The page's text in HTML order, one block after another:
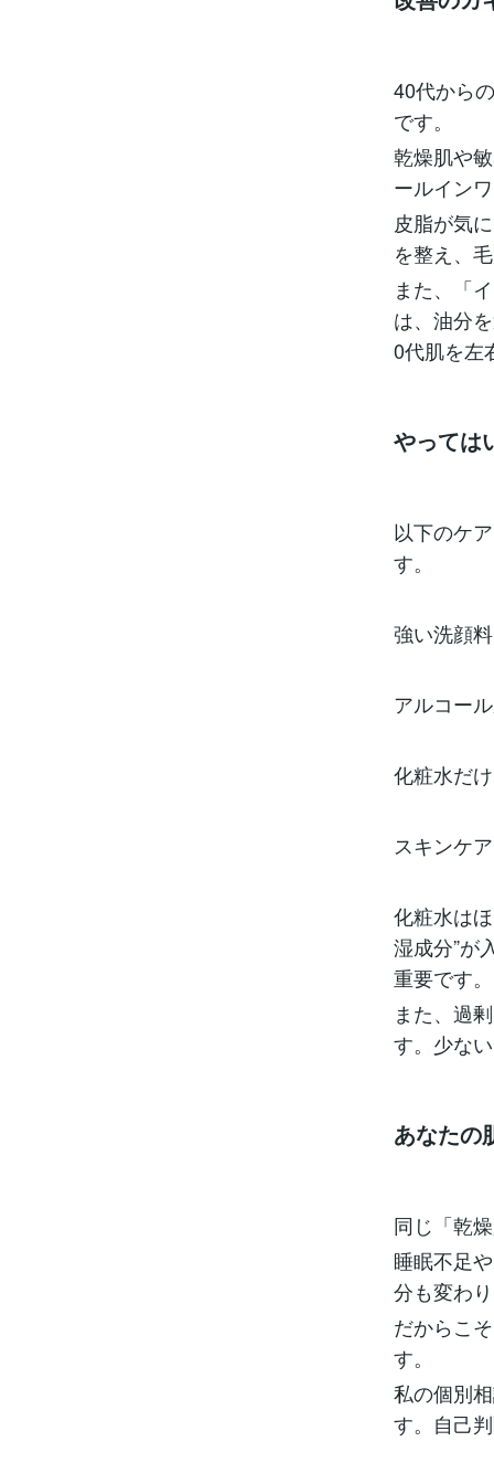
40代から
です。
乾燥肌や
ールイン
皮脂が気
を整え、
また、「
は、油分
0代肌を左
やっては
以下のケ
す。
強い洗顔
アルコー
化粧水だ
スキンケ
化粧水は
湿成分”が
重要です。
また、過
す。少な
あなたの
同じ「乾
睡眠不足
分も変わ
だからこ
す。
私の個別
す。自己